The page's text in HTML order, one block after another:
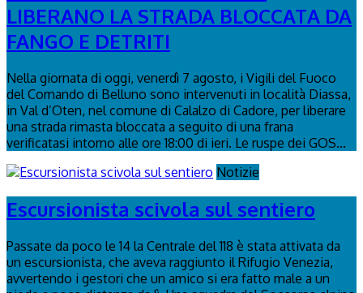
LIBERANO LA STRADA BLOCCATA DA
FANGO E DETRITI
Nella giornata di oggi, venerdì 7 agosto, i Vigili del Fuoco
del Comando di Belluno sono intervenuti in località Diassa,
in Val d’Oten, nel comune di Calalzo di Cadore, per liberare
una strada rimasta bloccata a seguito di una frana
verificatasi intorno alle ore 18:00 di ieri. Le ruspe dei GOS...
Notizie
Escursionista scivola sul sentiero
Passate da poco le 14 la Centrale del 118 è stata attivata da
un escursionista, che aveva raggiunto il Rifugio Venezia,
avvertendo i gestori che un amico si era fatto male a un